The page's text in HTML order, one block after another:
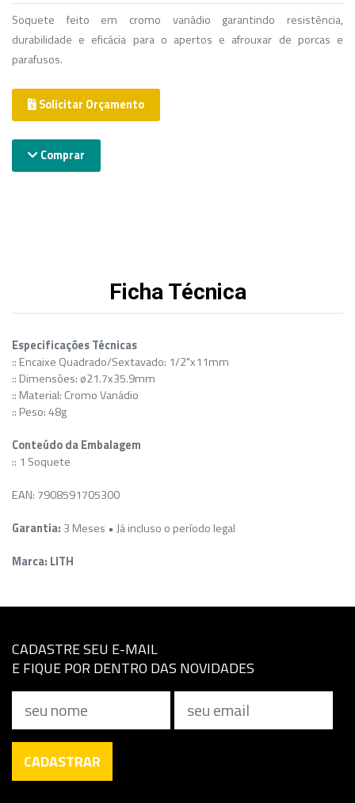
Soquete feito em cromo vanádio garantindo resistência,
durabilidade e eficácia para o apertos e afrouxar de porcas e
parafusos.
Solicitar Orçamento
Comprar
Ficha Técnica
Especificações Técnicas
:: Encaixe Quadrado/Sextavado: 1/2"x11mm
:: Dimensões: ø21.7x35.9mm
:: Material: Cromo Vanádio
:: Peso: 48g
Conteúdo da Embalagem
:: 1 Soquete
EAN: 7908591705300
Garantia: 3 Meses • Já incluso o período legal
Marca: LITH
CADASTRE SEU E-MAIL
E FIQUE POR DENTRO DAS NOVIDADES
CADASTRAR